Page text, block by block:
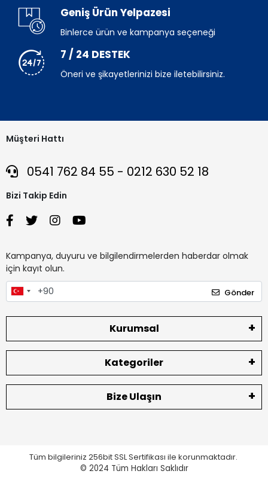
Geniş Ürün Yelpazesi
Binlerce ürün ve kampanya seçeneği
7 / 24 DESTEK
Öneri ve şikayetlerinizi bize iletebilirsiniz.
Müşteri Hattı
0541 762 84 55 - 0212 630 52 18
Bizi Takip Edin
Kampanya, duyuru ve bilgilendirmelerden haberdar olmak
için kayıt olun.
Gönder
Kurumsal
Kategoriler
Bize Ulaşın
Tüm bilgileriniz 256bit SSL Sertifikası ile korunmaktadır.
© 2024 Tüm Hakları Saklıdır